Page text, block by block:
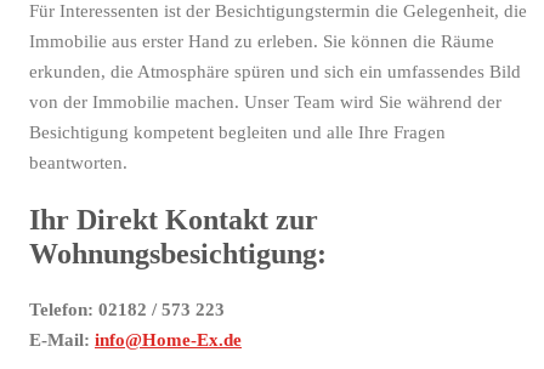
Für Interessenten ist der Besichtigungstermin die Gelegenheit, die
Immobilie aus erster Hand zu erleben. Sie können die Räume
erkunden, die Atmosphäre spüren und sich ein umfassendes Bild
von der Immobilie machen. Unser Team wird Sie während der
Besichtigung kompetent begleiten und alle Ihre Fragen
beantworten.
Ihr Direkt Kontakt zur
Wohnungsbesichtigung:
Telefon: 02182 / 573 223
E-Mail: info@Home-Ex.de